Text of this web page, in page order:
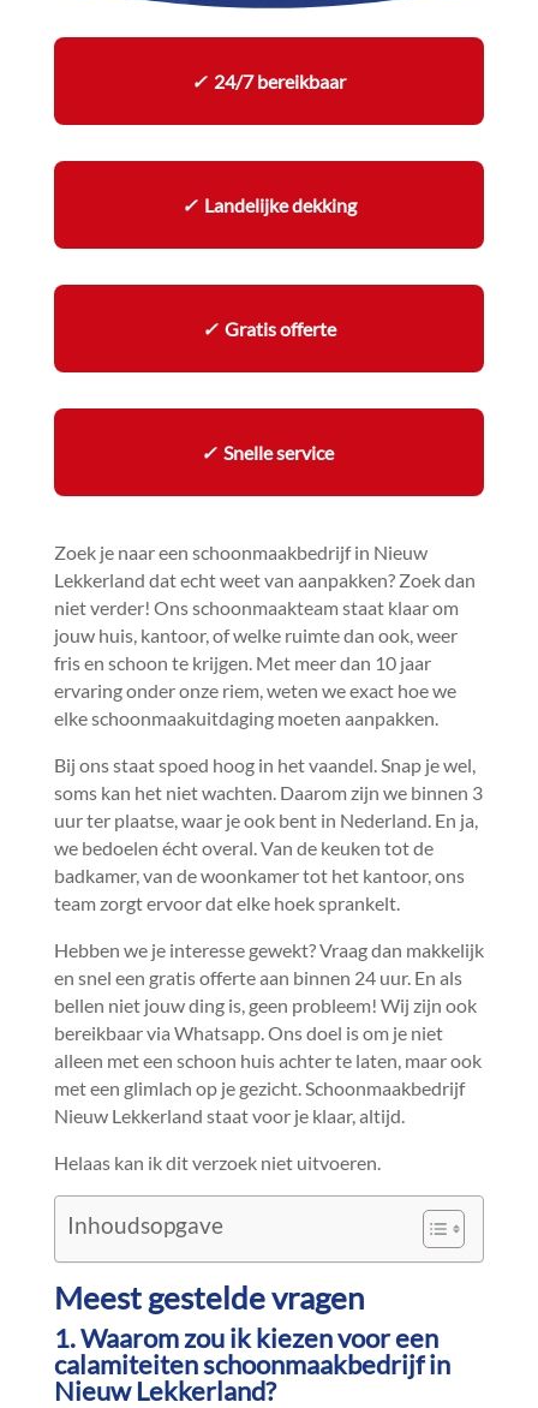
✓24/7 bereikbaar
✓ Landelijke dekking
✓Gratis offerte
✓Snelle service
Zoek je naar een schoonmaakbedrijf in Nieuw
Lekkerland dat echt weet van aanpakken? Zoek dan
niet verder! Ons schoonmaakteam staat klaar om
jouw huis, kantoor, of welke ruimte dan ook, weer
fris en schoon te krijgen.​ Met meer dan 10 jaar
ervaring onder onze riem, weten we exact hoe we
elke schoonmaakuitdaging moeten aanpakken.​
Bij ons staat spoed hoog in het vaandel.​ Snap je wel,
soms kan het niet wachten.​ Daarom zijn we binnen 3
uur ter plaatse, waar je ook bent in Nederland.​ En ja,
we bedoelen écht overal.​ Van de keuken tot de
badkamer, van de woonkamer tot het kantoor, ons
team zorgt ervoor dat elke hoek sprankelt.​
Hebben we je interesse gewekt? Vraag dan makkelijk
en snel een gratis offerte aan binnen 24 uur.​ En als
bellen niet jouw ding is, geen probleem! Wij zijn ook
bereikbaar via Whatsapp.​ Ons doel is om je niet
alleen met een schoon huis achter te laten, maar ook
met een glimlach op je gezicht.​ Schoonmaakbedrijf
Nieuw Lekkerland staat voor je klaar, altijd.​
Helaas kan ik dit verzoek niet uitvoeren.​
Inhoudsopgave
Meest gestelde vragen
1.​ Waarom zou ik kiezen voor een
calamiteiten schoonmaakbedrijf in
Nieuw Lekkerland?